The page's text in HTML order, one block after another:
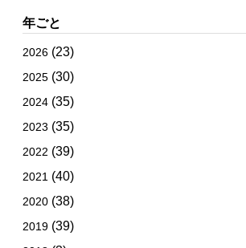
年ごと
2026 (23)
2025 (30)
2024 (35)
2023 (35)
2022 (39)
2021 (40)
2020 (38)
2019 (39)